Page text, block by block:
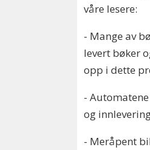
våre lesere:
- Mange av
levert bøker
opp i dette
-
og
- Meråpent